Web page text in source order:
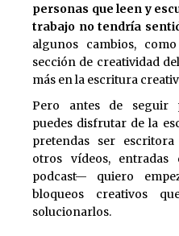
personas que leen y
trabajo no tendría
algunos cambios,
sección de creatividad
más en la escritura
Pero antes de seguir
puedes disfrutar de la
pretendas ser
otros vídeos,
podcast— quiero
bloqueos creativos
solucionarlos.